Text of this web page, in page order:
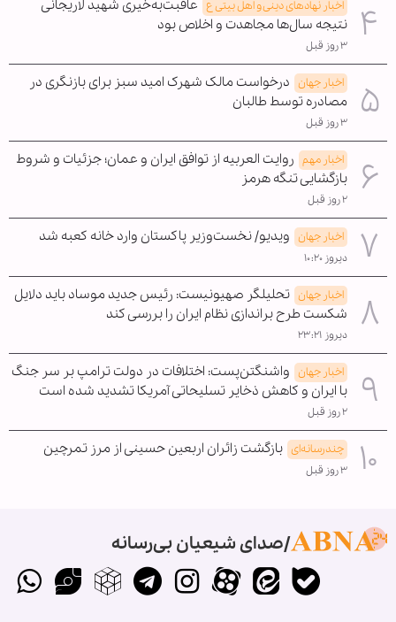
اخبار نهادهای دینی و اهل بیتی ع عاقبت‌به‌خیری شهید لاریجانی
نتیجه سال‌ها مجاهدت و اخلاص بود
۳ روز قبل
اخبار جهان درخواست مالک شهرک امید سبز برای بازنگری در
مصادره توسط طالبان
۳ روز قبل
اخبار مهم روایت العربیه از توافق ایران و عمان؛ جزئیات و شروط
بازگشایی تنگه هرمز
۲ روز قبل
اخبار جهان ویدیو/ نخست‌وزیر پاکستان وارد خانه کعبه شد
دیروز ۱۰:۲۰
اخبار جهان تحلیلگر صهیونیست: رئیس جدید موساد باید دلایل
شکست طرح براندازی نظام ایران را بررسی کند
دیروز ۲۳:۲۱
اخبار جهان واشنگتن‌پست: اختلافات در دولت ترامپ بر سر جنگ
با ایران و کاهش ذخایر تسلیحاتی آمریکا تشدید شده است
۲ روز قبل
چندرسانه‌ای بازگشت زائران اربعین حسینی از مرز تمرچین
۳ روز قبل
صدای شیعیان بی‌رسانه